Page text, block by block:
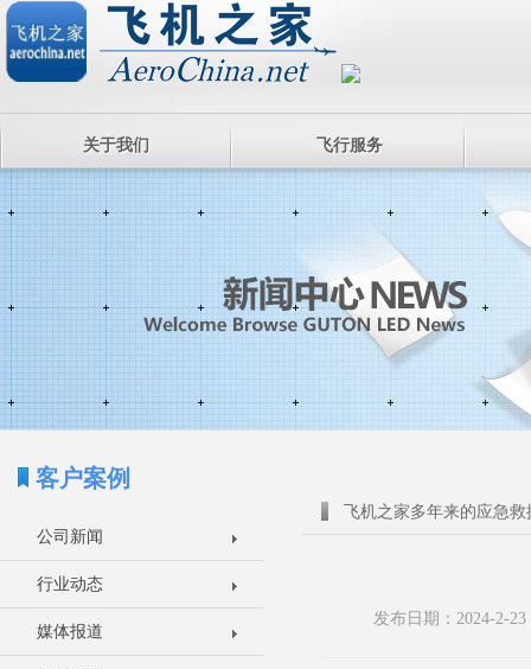
关于我们 飞行服务
客户案例
公司新闻
行业动态
媒体报道
飞机之家多年来的应急
发布日期：2024-2-